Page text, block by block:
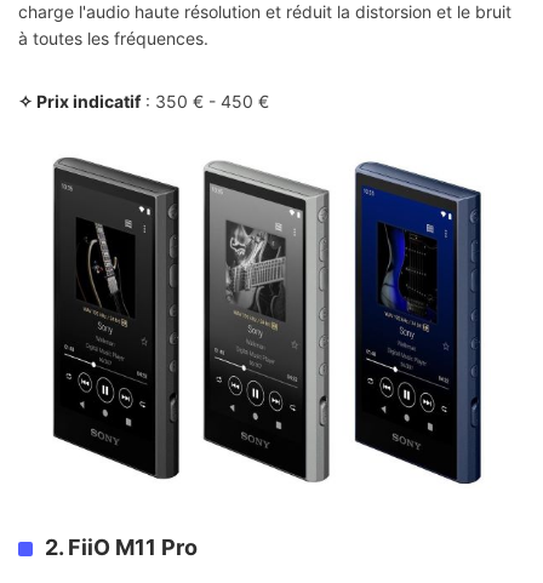
charge l'audio haute résolution et réduit la distorsion et le bruit
à toutes les fréquences.
✧ Prix indicatif: 350 € - 450 €
2. FiiO M11 Pro